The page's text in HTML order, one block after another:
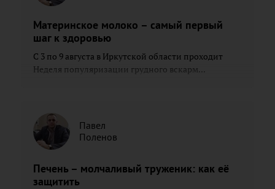
Материнское молоко – самый первый
шаг к здоровью
С 3 по 9 августа в Иркутской области проходит
Неделя популяризации грудного вскарм...
Павел
Поленов
Печень – молчаливый труженик: как её
защитить